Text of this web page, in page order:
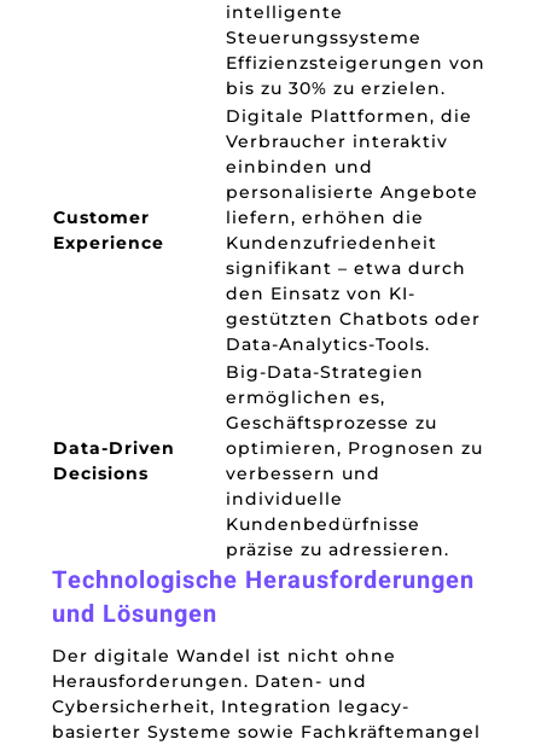
intelligente
Steuerungssysteme
Effizienzsteigerungen von
bis zu 30% zu erzielen.
Customer
Experience
Digitale Plattformen, die
Verbraucher interaktiv
einbinden und
personalisierte Angebote
liefern, erhöhen die
Kundenzufriedenheit
signifikant – etwa durch
den Einsatz von KI-
gestützten Chatbots oder
Data-Analytics-Tools.
Data-Driven
Decisions
Big-Data-Strategien
ermöglichen es,
Geschäftsprozesse zu
optimieren, Prognosen zu
verbessern und
individuelle
Kundenbedürfnisse
präzise zu adressieren.
Technologische Herausforderungen
und Lösungen
Der digitale Wandel ist nicht ohne
Herausforderungen. Daten- und
Cybersicherheit, Integration legacy-
basierter Systeme sowie Fachkräftemangel